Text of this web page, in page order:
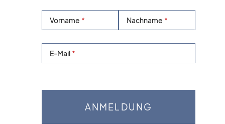
Vorname Nachname
E-Mail